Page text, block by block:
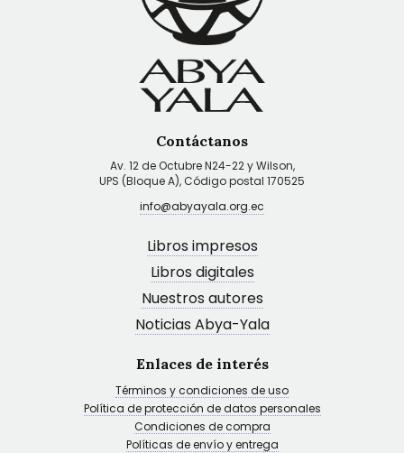
Contáctanos
Av. 12 de Octubre N24-22 y Wilson,
UPS (Bloque A), Código postal 170525
info@abyayala.org.ec
Libros impresos
Libros digitales
Nuestros autores
Noticias Abya-Yala
Enlaces de interés
Términos y condiciones de uso
Política de protección de datos personales
Condiciones de compra
Políticas de envío y entrega